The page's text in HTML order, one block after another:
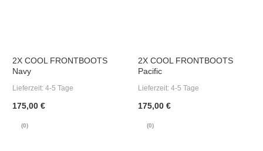
2X COOL FRONTBOOTS
Navy
Lieferzeit: 4-5 Tage
175,00 €
(0)
2X COOL FRONTBOOTS
Pacific
Lieferzeit: 4-5 Tage
175,00 €
(0)